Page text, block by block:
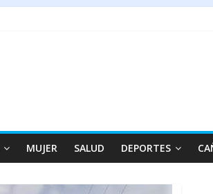
MUJER SALUD DEPORTES